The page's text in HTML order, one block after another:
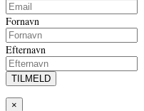
Fornavn
Efternavn
×